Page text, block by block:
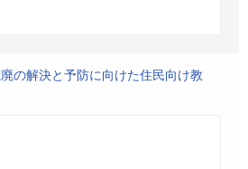
の解決と予防に向けた住民向け教